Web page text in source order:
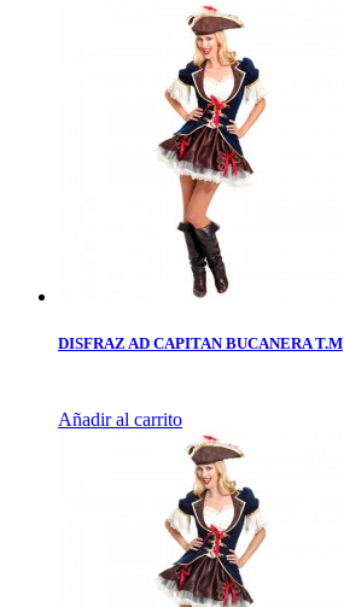
DISFRAZ AD CAPITAN BUCANERA T.M
Añadir al carrito